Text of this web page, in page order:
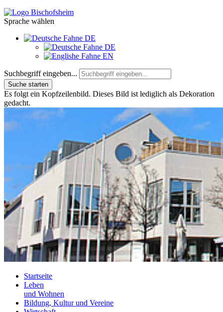
Sprache wählen
DE
DE
EN
Suchbegriff eingeben...
Suche starten
Es folgt ein Kopfzeilenbild. Dieses Bild ist lediglich als Dekoration
gedacht.
Startseite
Leben
und Wohnen
Bildung, Kultur und Vereine